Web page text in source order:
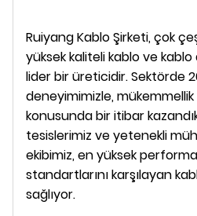
Ruiyang Kablo Şirketi, çok
yüksek kaliteli kablo ve
lider bir üreticidir. Sektörde 20
deneyimimizle,
konusunda bir itibar
tesislerimiz ve yetenekli
ekibimiz, en yüksek
standartlarını karşılayan
sağlıyor.